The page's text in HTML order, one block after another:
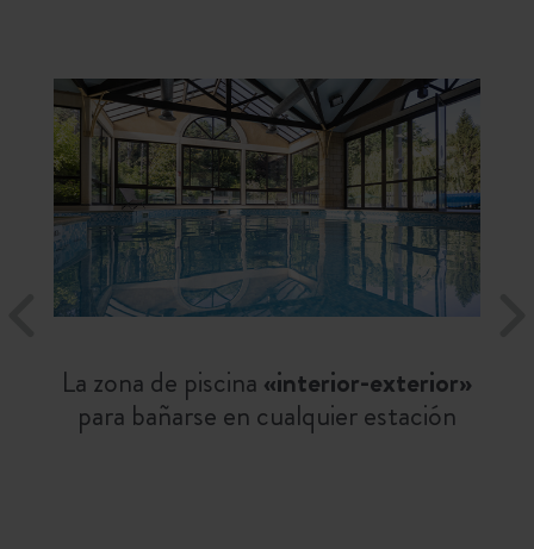
La zona de piscina «interior-exterior»
para bañarse en cualquier estación